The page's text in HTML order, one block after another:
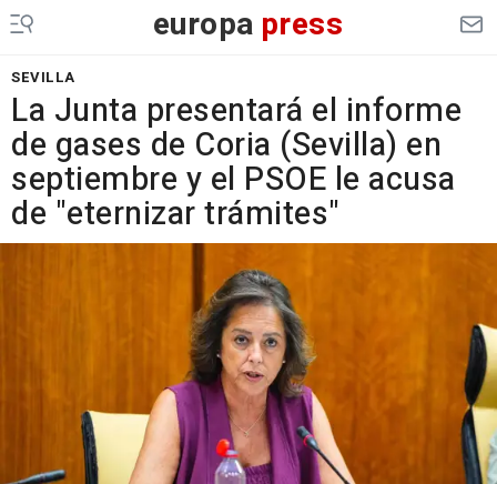
europa press
SEVILLA
La Junta presentará el informe
de gases de Coria (Sevilla) en
septiembre y el PSOE le acusa
de "eternizar trámites"